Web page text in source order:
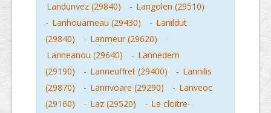
Landunvez (29840)
- Langolen (29510)
- Lanhouarneau (29430) - Lanildut
(29840)
- Lanmeur (29620)
-
Lanneanou (29640)
- Lannedern
(29190)
- Lanneuffret (29400) - Lannilis
(29870)
- Lanrivoare (29290) - Lanveoc
(29160)
- Laz (29520) - Le cloitre-